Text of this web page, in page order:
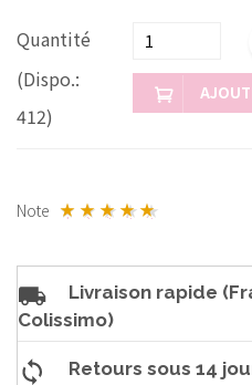
Quantité
(Dispo.:
412)
Note
Livraison rapide
Colissimo)
Retours sous 14